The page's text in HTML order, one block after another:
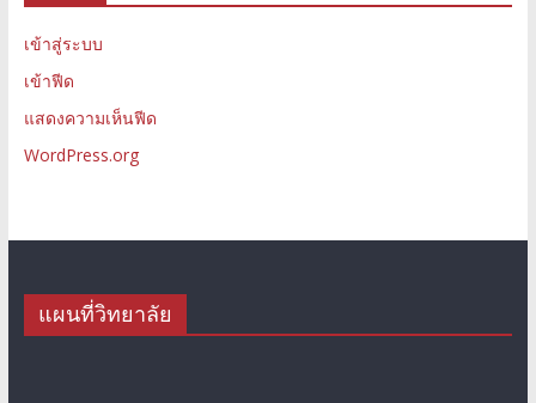
เข้าสู่ระบบ
เข้าฟีด
แสดงความเห็นฟีด
WordPress.org
แผนที่วิทยาลัย